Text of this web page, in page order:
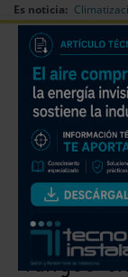
Es noticia:
Redes Sociales
Bomba
mayor
rangos